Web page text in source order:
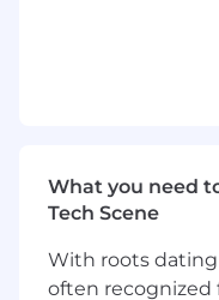
et soient
limites de
Explorer des
What you need
Tech Scene
With roots dating
often recognized